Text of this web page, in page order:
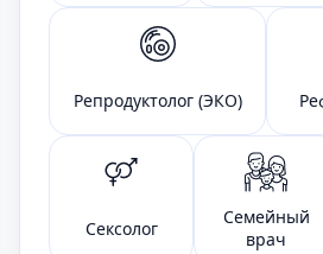
Репродуктолог (ЭКО)
Сексолог
Семейный
врач